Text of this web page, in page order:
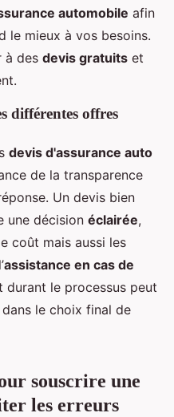
automobile afin
mieux à vos besoins.
à des devis gratuits et
différentes offres
devis d'assurance auto
de la transparence
Un devis bien
une décision éclairée,
coût mais aussi les
assistance en cas de
durant le processus peut
le choix final de
souscrire une
les erreurs